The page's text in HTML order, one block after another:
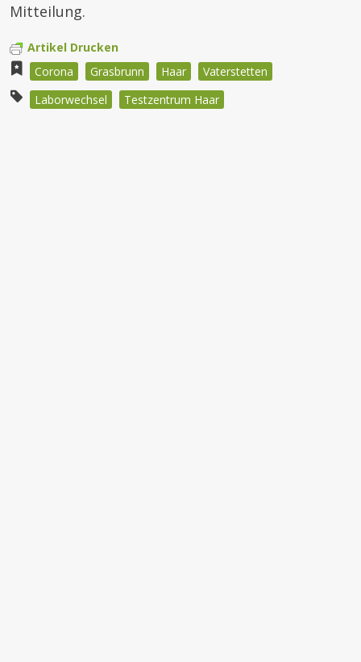
Mitteilung.
Artikel Drucken
Corona
Grasbrunn Haar
Vaterstetten
Laborwechsel
Testzentrum Haar